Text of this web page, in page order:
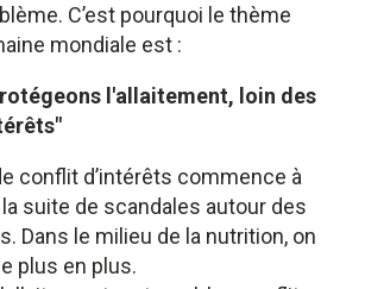
C’est pourquoi le thème
mondiale est :
l'allaitement, loin des
conflit d’intérêts commence à
suite de scandales autour des
Dans le milieu de la nutrition, on
plus en plus.